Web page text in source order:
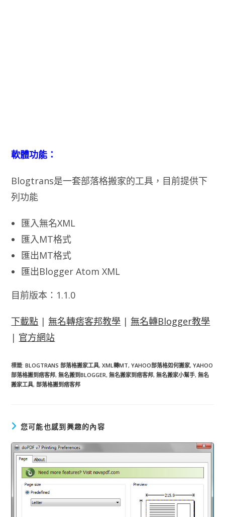
軟體功能：
Blogtrans是一套部落格搬家的工具，目前提供下
列功能
匯入無名XML
匯入MT格式
匯出MT格式
匯出Blogger Atom XML
目前版本：1.1.0
下載點 | 無名轉痞客邦教學 | 無名轉Blogger教學
| 官方網站
標籤:BLOGTRANS 部落格搬家工具, XML轉MT, YAHOO部落格如何搬家, YAHOO
部落格搬到痞客邦, 無名搬到BLOGGER, 無名搬家到痞客邦, 無名搬家小幫手, 無名
搬家工具, 部落格搬到痞客邦
您可能也感到興趣的內容